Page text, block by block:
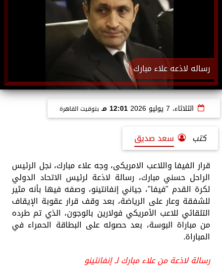
رساله لاذعه علاء مبارك
الثلاثاء، 7 يوليو 2026 12:01 مـ بتوقيت القاهرة
كتب
سعد صديق
قرار الفيفا واللاعب الامريكى، وجه علاء مبارك، نجل الرئيس
الراحل حسني مبارك، رسالة لاذعة لرئيس الاتحاد الدولي
لكرة القدم "فيفا"، جياني إنفانتينو، وصفه فيها بأنه مثير
للشفقة وعار على الرياضة، بعد وقف قرار عقوبة الإيقاف
التلقائي للاعب الأمريكي فولارين بالوجون، الذي تم طرده
من مباراة البوسة، بعد حصوله على البطاقة الحمراء في
المباراة.
رسالة لاذعة من علاء مبارك لـ إنفانتينو